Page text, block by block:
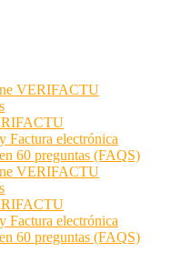
VERIFACTU
electrónica
60 preguntas (FAQS)
VERIFACTU
electrónica
60 preguntas (FAQS)